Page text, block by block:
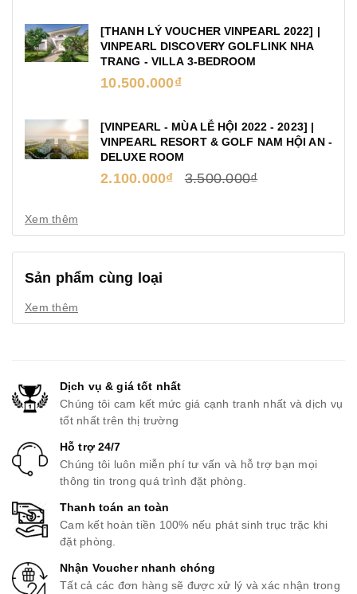
[THANH LÝ VOUCHER VINPEARL 2022] |
VINPEARL DISCOVERY GOLFLINK NHA
TRANG - VILLA 3-BEDROOM
10.500.000₫
[VINPEARL - MÙA LỄ HỘI 2022 - 2023] |
VINPEARL RESORT & GOLF NAM HỘI AN -
DELUXE ROOM
2.100.000₫ 3.500.000₫
Xem thêm
Sản phẩm cùng loại
Xem thêm
Dịch vụ & giá tốt nhất
Chúng tôi cam kết mức giá cạnh tranh nhất và dịch vụ
tốt nhất trên thị trường
Hỗ trợ 24/7
Chúng tôi luôn miễn phí tư vấn và hỗ trợ bạn mọi
thông tin trong quá trình đặt phòng.
Thanh toán an toàn
Cam kết hoàn tiền 100% nếu phát sinh trục trặc khi
đặt phòng.
Nhận Voucher nhanh chóng
Tất cả các đơn hàng sẽ được xử lý và xác nhận trong